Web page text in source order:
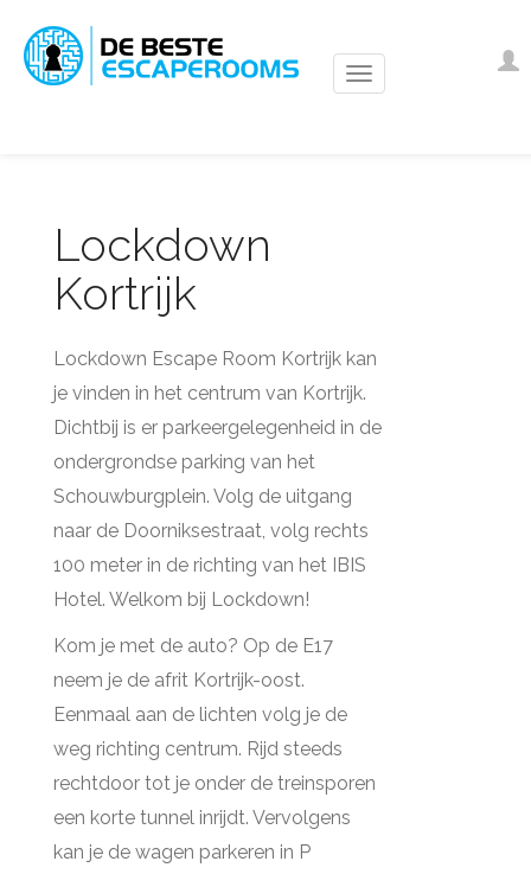
naar
Lockdown
Kortrijk
Lockdown Escape Room Kortrijk kan
je vinden in het centrum van Kortrijk.
Dichtbij is er parkeergelegenheid in de
ondergrondse parking van het
Schouwburgplein. Volg de uitgang
naar de Doorniksestraat, volg rechts
100 meter in de richting van het IBIS
Hotel. Welkom bij Lockdown!
Kom je met de auto? Op de E17
neem je de afrit Kortrijk-oost.
Eenmaal aan de lichten volg je de
weg richting centrum. Rijd steeds
rechtdoor tot je onder de treinsporen
een korte tunnel inrijdt. Vervolgens
kan je de wagen parkeren in P